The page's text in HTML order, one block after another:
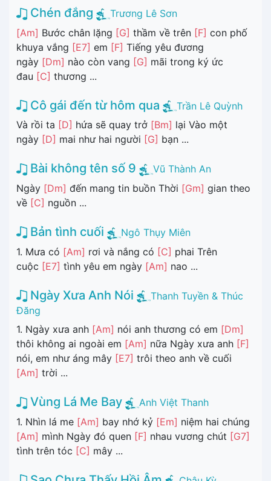
Chén đắng
Trương Lê Sơn
[Am] Bước chân lặng [G] thầm về trên [F] con phố
khuya vắng [E7] em [F] Tiếng yêu đương
ngày [Dm] nào còn vang [G] mãi trong ký ức
đau [C] thương ...
Cô gái đến từ hôm qua
Trần Lê Quỳnh
Và rồi ta [D] hứa sẽ quay trở [Bm] lại Vào một
ngày [D] mai như hai người [G] bạn ...
Bài không tên số 9
Vũ Thành An
Ngày [Dm] đến mang tin buồn Thời [Gm] gian theo
về [C] nguồn ...
Bản tình cuối
Ngô Thụy Miên
1. Mưa có [Am] rơi và nắng có [C] phai Trên
cuộc [E7] tình yêu em ngày [Am] nao ...
Ngày Xưa Anh Nói
Thanh Tuyền & Thúc
Đăng
1. Ngày xưa anh [Am] nói anh thương có em [Dm]
thôi không ai ngoài em [Am] nữa Ngày xưa anh [F]
nói, em như áng mây [E7] trôi theo anh về cuối
[Am] trời ...
Vùng Lá Me Bay
Anh Việt Thanh
1. Nhìn lá me [Am] bay nhớ kỷ [Em] niệm hai chúng
[Am] mình Ngày đó quen [F] nhau vương chút [G7]
tình trên tóc [C] mây ...